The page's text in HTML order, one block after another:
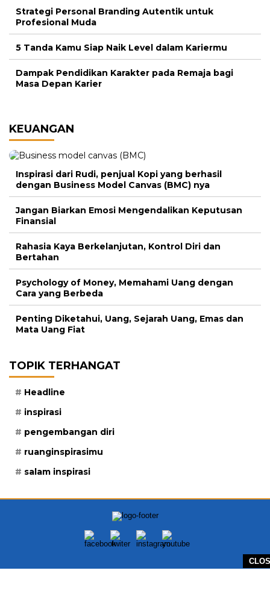
Strategi Personal Branding Autentik untuk
Profesional Muda
5 Tanda Kamu Siap Naik Level dalam Kariermu
Dampak Pendidikan Karakter pada Remaja bagi
Masa Depan Karier
KEUANGAN
Inspirasi dari Rudi, penjual Kopi yang berhasil
dengan Business Model Canvas (BMC) nya
Jangan Biarkan Emosi Mengendalikan Keputusan
Finansial
Rahasia Kaya Berkelanjutan, Kontrol Diri dan
Bertahan
Psychology of Money, Memahami Uang dengan
Cara yang Berbeda
Penting Diketahui, Uang, Sejarah Uang, Emas dan
Mata Uang Fiat
TOPIK TERHANGAT
Headline
inspirasi
pengembangan diri
ruanginspirasimu
salam inspirasi